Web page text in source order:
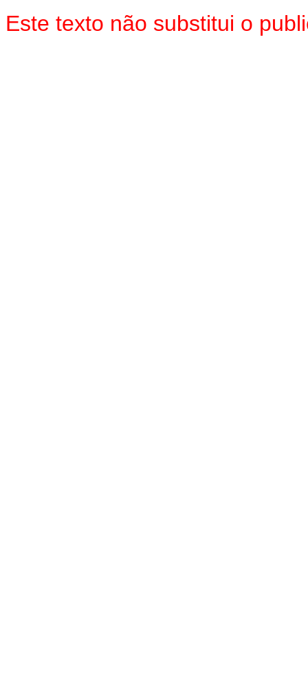
Este texto não substitui o